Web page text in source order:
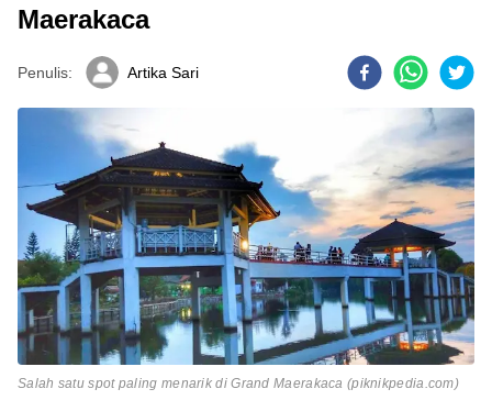
Maerakaca
Penulis: Artika Sari
Salah satu spot paling menarik di Grand Maerakaca (piknikpedia.com)